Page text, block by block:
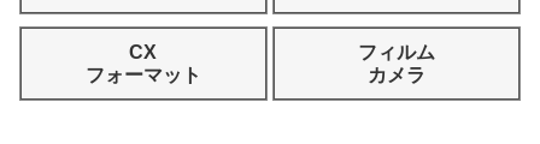
CX
フォーマット
フィルム
カメラ